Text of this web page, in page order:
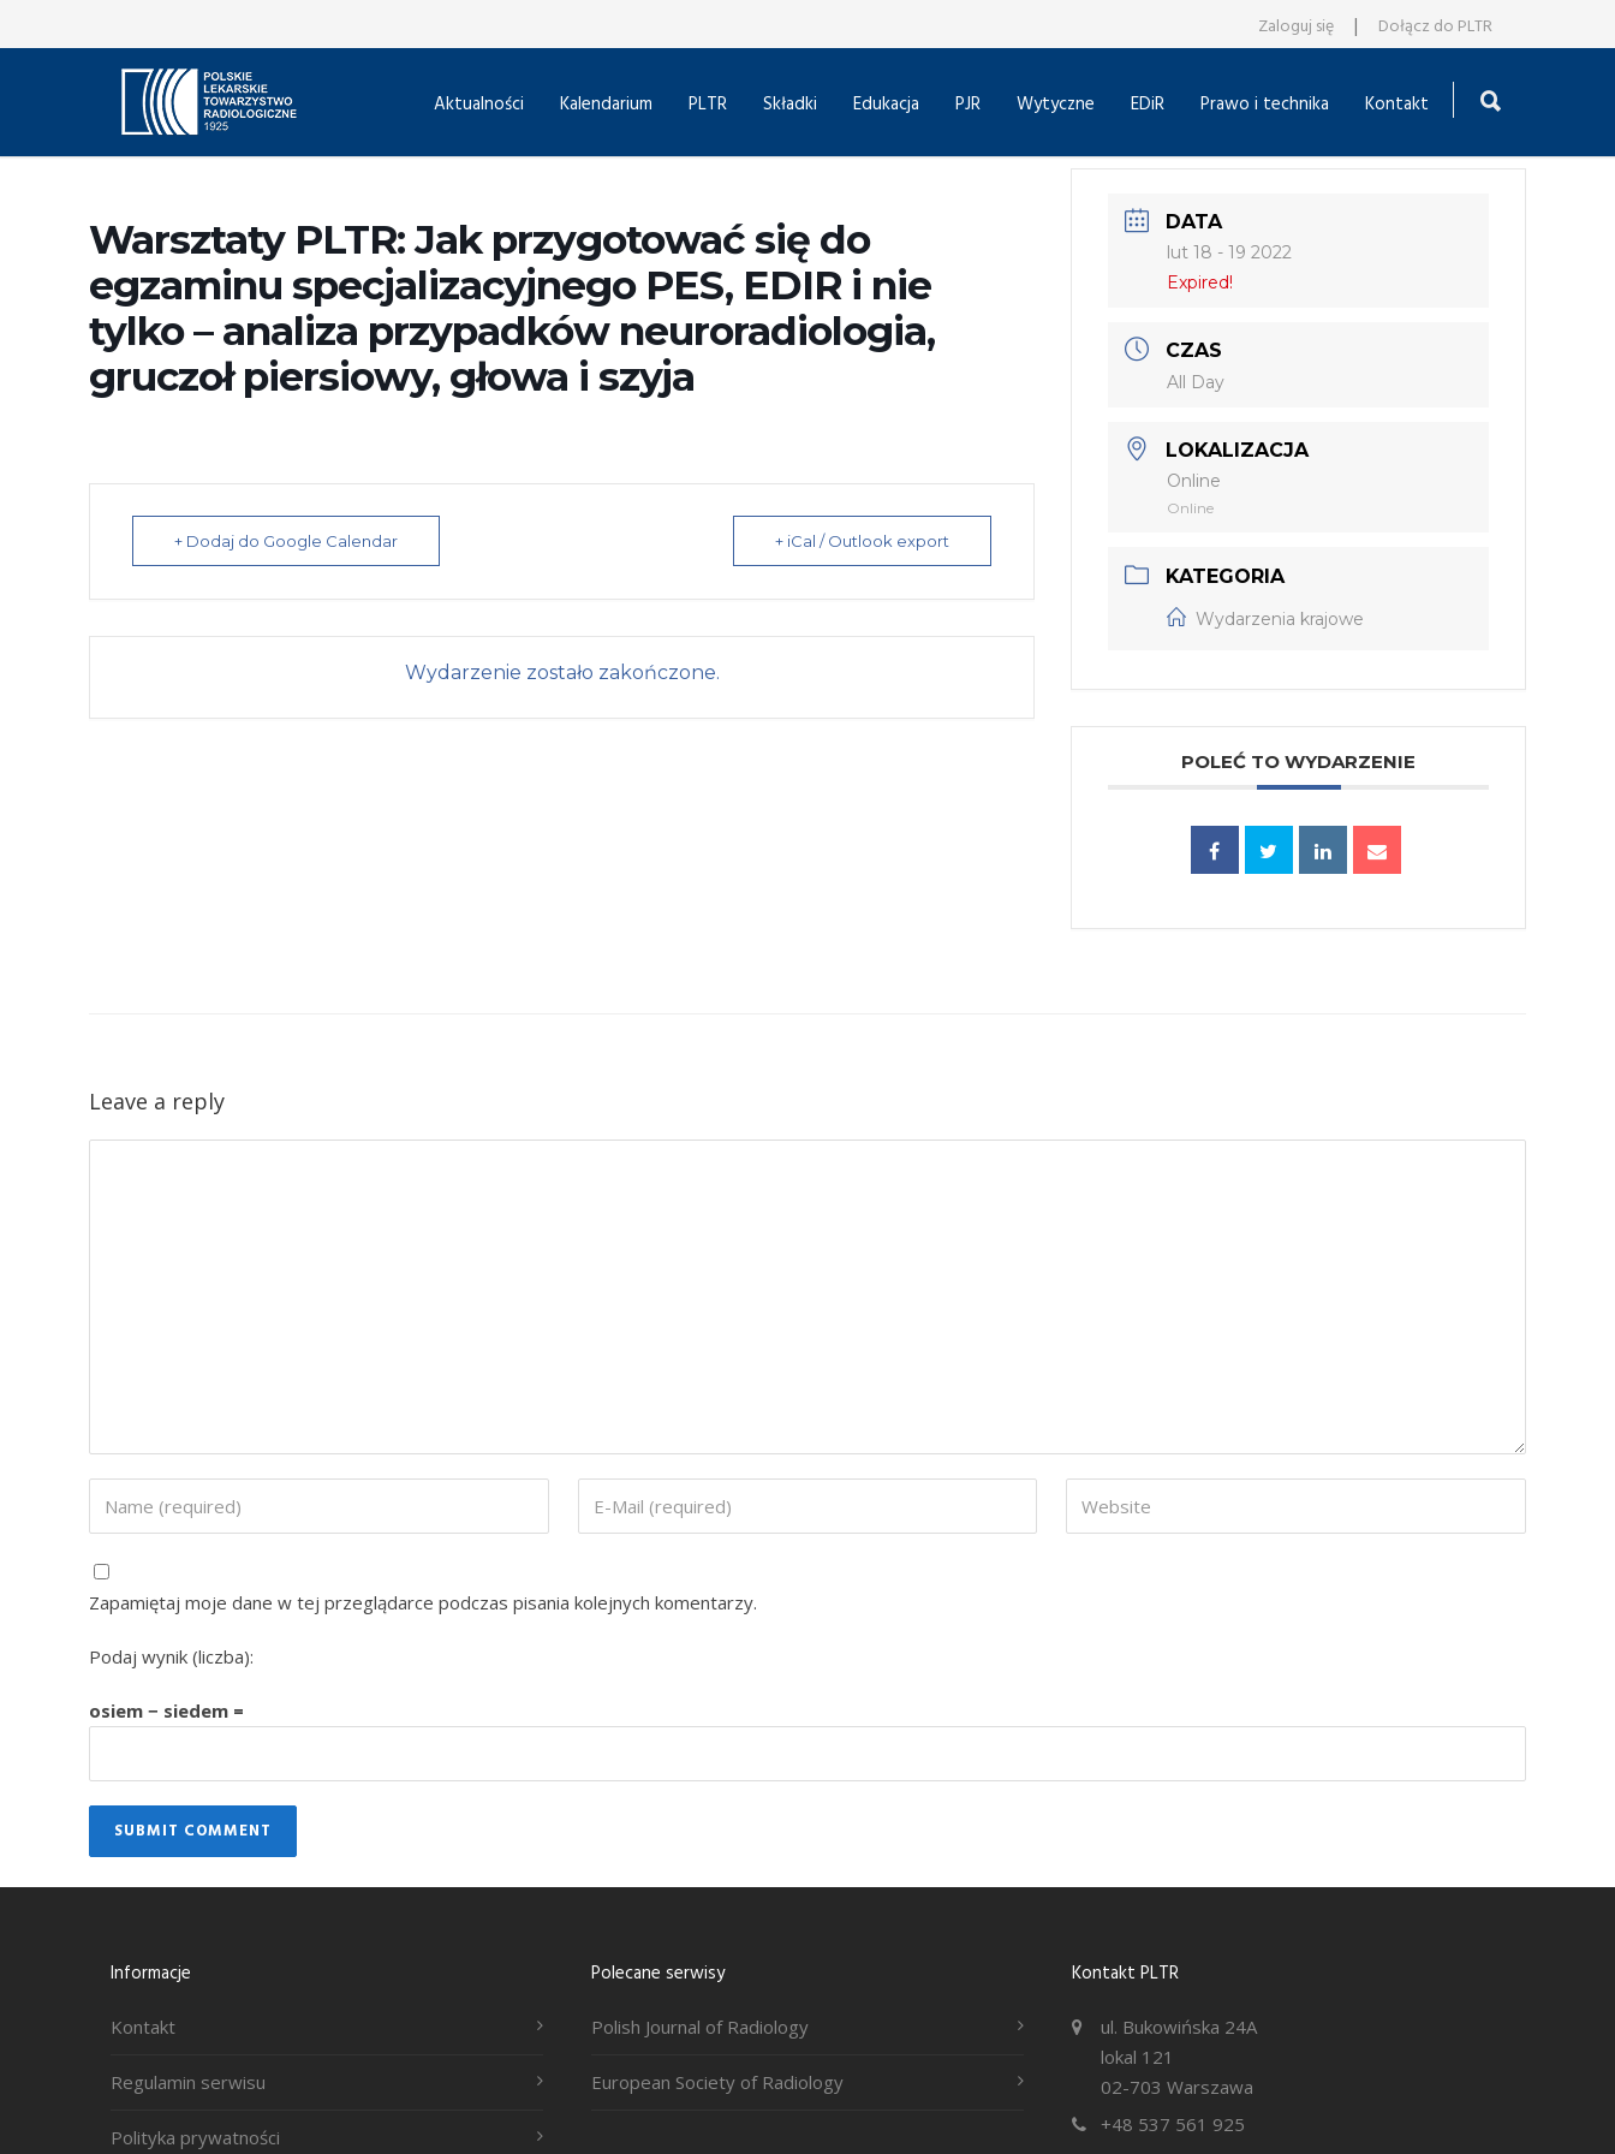
Zaloguj się | Dołącz do PLTR
Aktualności Kalendarium PLTR Składki Edukacja PJR Wytyczne EDiR Prawo i technika Kontakt
Warsztaty PLTR: Jak przygotować się do
egzaminu specjalizacyjnego PES, EDIR i nie
tylko – analiza przypadków neuroradiologia,
gruczoł piersiowy, głowa i szyja
+ Dodaj do Google Calendar + iCal / Outlook export
Wydarzenie zostało zakończone.
DATA
lut 18 - 19 2022
Expired!
CZAS
All Day
LOKALIZACJA
Online
Online
KATEGORIA
Wydarzenia krajowe
POLEĆ TO WYDARZENIE
Leave a reply
Zapamiętaj moje dane w tej przeglądarce podczas pisania kolejnych komentarzy.
Podaj wynik (liczba):
osiem − siedem =
Informacje
Kontakt
Regulamin serwisu
Polityka prywatności
Polecane serwisy
Polish Journal of Radiology
European Society of Radiology
Kontakt PLTR
ul. Bukowińska 24A
lokal 121
02-703 Warszawa
+48 537 561 925